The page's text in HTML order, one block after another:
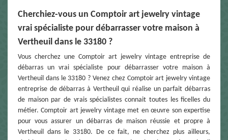
Cherchiez-vous un Comptoir art jewelry vintage
vrai spécialiste pour débarrasser votre maison à
Vertheuil dans le 33180 ?
Vous cherchez une Comptoir art jewelry vintage entreprise de
débarras un vrai spécialiste pour débarrasser votre maison à
Vertheuil dans le 33180 ? Venez chez Comptoir art jewelry vintage
entreprise de débarras à Vertheuil qui réalise un parfait débarras
de maison par de vrais spécialistes connait toutes les ficelles du
métier. Comptoir art jewelry vintage met en œuvre son expertise
pour vous assurer un débarras de maison réussie et propre à
Vertheuil dans le 33180. De ce fait, ne cherchez plus ailleurs,